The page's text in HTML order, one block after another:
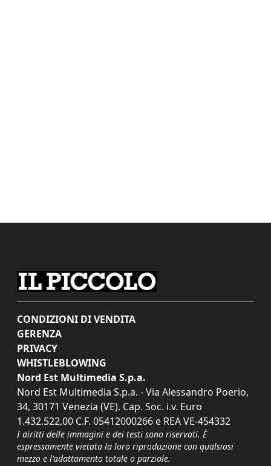
CONDIZIONI DI VENDITA
GERENZA
PRIVACY
WHISTLEBLOWING
Nord Est Multimedia S.p.a.
Nord Est Multimedia S.p.a. - Via Alessandro Poerio,
34, 30171 Venezia (VE). Cap. Soc. i.v. Euro
1.432.522,00 C.F. 05412000266 e REA VE-454332
I diritti delle immagini e dei testi sono riservati. È
espressamente vietata la loro riproduzione con qualsiasi
mezzo e l'adattamento totale o parziale.